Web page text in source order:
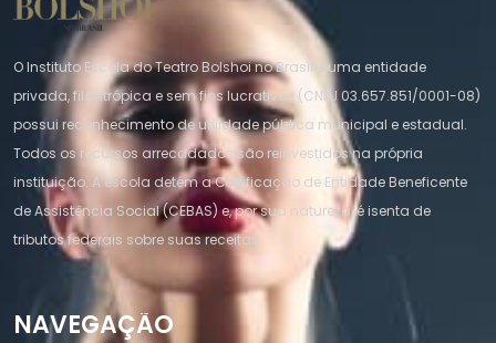
O Instituto Escola do Teatro Bolshoi no Brasil é uma entidade
privada, filantrópica e sem fins lucrativos (CNPJ 03.657.851/0001-08)
possui reconhecimento de utilidade pública municipal e estadual.
Todos os recursos arrecadados são reinvestidos na própria
instituição. A escola detém a Certificação de Entidade Beneficente
de Assistência Social (CEBAS) e, por sua natureza, é isenta de
tributos federais sobre suas receitas.
NAVEGAÇÃO